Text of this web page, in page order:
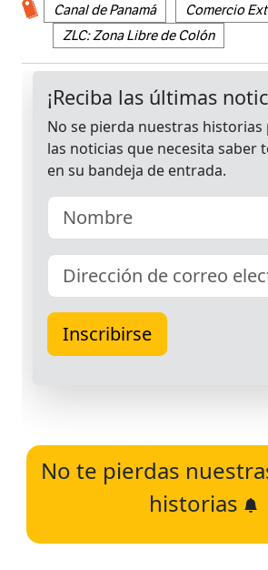
Canal de Panamá
Comercio
ZLC: Zona Libre de Colón
No te pierdas
historias